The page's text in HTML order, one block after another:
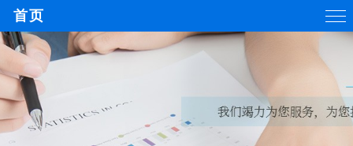
首页